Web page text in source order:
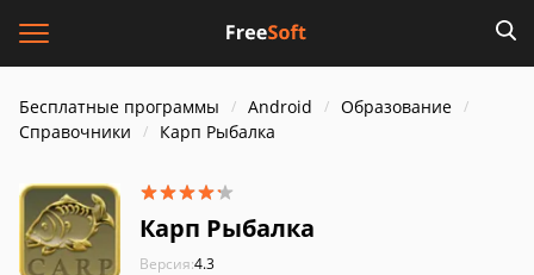
Бесплатные программы Android
Образование
Справочники
Карп Рыбалка
Карп Рыбалка
Версия:4.3